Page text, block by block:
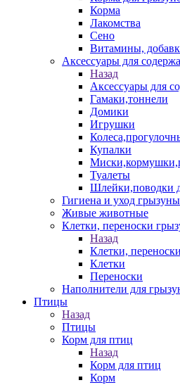
Корма
Лакомства
Сено
Витамины,
Аксессуары для
Назад
Аксессуары для
Гамаки,тоннели
Домики
Игрушки
Купалки
Туалеты
Шлейки,поводки
Гигиена и уход грызуны
Живые животные
Клетки, переноски
Назад
Клетки,
Клетки
Переноски
Наполнители для
Птицы
Назад
Птицы
Корм для птиц
Назад
Корм для птиц
Корм